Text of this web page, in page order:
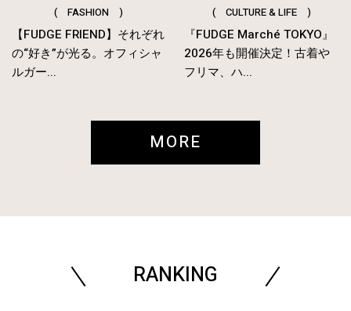
( FASHION )
【FUDGE FRIEND】それぞれ
の“好き”が光る。オフィシャ
ルガー...
( CULTURE & LIFE )
『FUDGE Marché TOKYO』
2026年も開催決定！古着や
フリマ、ハ...
MORE
RANKING